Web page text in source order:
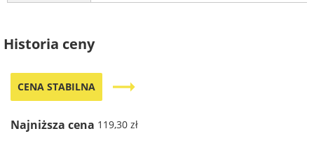
Historia ceny
CENA STABILNA trending_flat
Najniższa cena 119,30 zł